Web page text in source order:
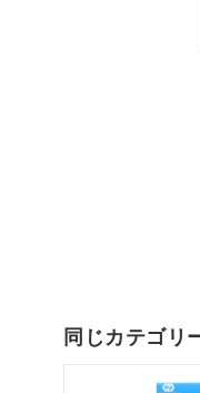
同じカテゴリ